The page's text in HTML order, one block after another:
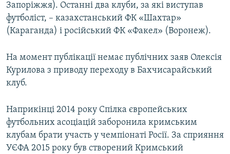
Запоріжжя). Останні два клуби, за які виступав
футболіст, – казахстанський ФК «Шахтар»
(Караганда) і російський ФК «Факел» (Воронеж).
На момент публікації немає публічних заяв Олексія
Курилова з приводу переходу в Бахчисарайський
клуб.
Наприкінці 2014 року Спілка європейських
футбольних асоціацій заборонила кримським
клубам брати участь у чемпіонаті Росії. За сприяння
УЄФА 2015 року був створений Кримський